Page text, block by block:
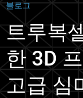
블로그
트루복
한 3D
고급 심